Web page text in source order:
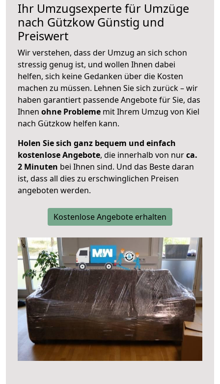
Ihr Umzugsexperte für Umzüge
nach Gützkow Günstig und
Preiswert
Wir verstehen, dass der Umzug an sich schon
stressig genug ist, und wollen Ihnen dabei
helfen, sich keine Gedanken über die Kosten
machen zu müssen. Lehnen Sie sich zurück – wir
haben garantiert passende Angebote für Sie, das
Ihnen ohne Probleme mit Ihrem Umzug von Kiel
nach Gützkow helfen kann.
Holen Sie sich ganz bequem und einfach
kostenlose Angebote, die innerhalb von nurca.
2 Minuten bei Ihnen sind. Und das Beste daran
ist, dass all dies zu erschwinglichen Preisen
angeboten werden.
Kostenlose Angebote erhalten